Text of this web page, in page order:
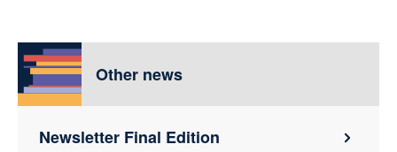
Other news
Newsletter Final Edition